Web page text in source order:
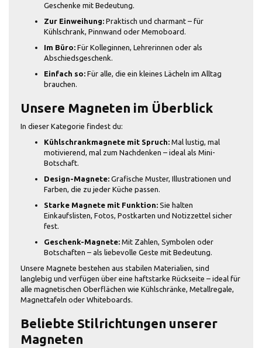
Geschenke mit Bedeutung.
Zur Einweihung: Praktisch und charmant – für
Kühlschrank, Pinnwand oder Memoboard.
Im Büro: Für Kolleginnen, Lehrerinnen oder als
Abschiedsgeschenk.
Einfach so: Für alle, die ein kleines Lächeln im Alltag
brauchen.
Unsere Magneten im Überblick
In dieser Kategorie findest du:
Kühlschrankmagnete mit Spruch: Mal lustig, mal
motivierend, mal zum Nachdenken – ideal als Mini-
Botschaft.
Design-Magnete: Grafische Muster, Illustrationen und
Farben, die zu jeder Küche passen.
Starke Magnete mit Funktion: Sie halten
Einkaufslisten, Fotos, Postkarten und Notizzettel sicher
fest.
Geschenk-Magnete: Mit Zahlen, Symbolen oder
Botschaften – als liebevolle Geste mit Bedeutung.
Unsere Magnete bestehen aus stabilen Materialien, sind
langlebig und verfügen über eine haftstarke Rückseite – ideal für
alle magnetischen Oberflächen wie Kühlschränke, Metallregale,
Magnettafeln oder Whiteboards.
Beliebte Stilrichtungen unserer
Magneten